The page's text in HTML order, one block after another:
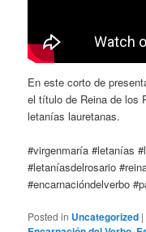
En este corto de
el título de Reina de los
letanías lauretanas.
#virgenmaría #letanías
#letaníasdelrosario
#encarnacióndelverbo
Posted in Uncategorized |